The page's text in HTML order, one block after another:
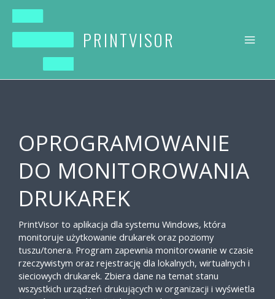
treści
PRINTVISOR
OPROGRAMOWANIE
DO MONITOROWANIA
DRUKAREK
PrintVisor to aplikacja dla systemu Windows, która
monitoruje użytkowanie drukarek oraz poziomy
tuszu/tonera. Program zapewnia monitorowanie w czasie
rzeczywistym oraz rejestrację dla lokalnych, wirtualnych i
sieciowych drukarek. Zbiera dane na temat stanu
wszystkich urządzeń drukujących w organizacji i wyświetla